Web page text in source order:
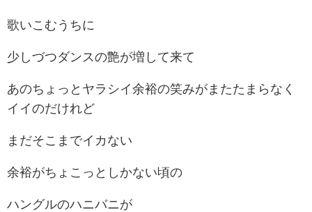
歌いこむうちに
少しづつダンスの艶が増して来て
あのちょっとヤラシイ余裕の笑みがまたたまらなく
イイのだけれど
まだそこまでイカない
余裕がちょこっとしかない頃の
ハングルのハニバニが